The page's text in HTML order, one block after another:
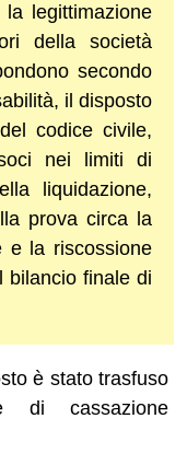
la legittimazione
della società
secondo
il disposto
codice civile,
nei limiti di
liquidazione,
prova circa la
e la riscossione
bilancio finale di
è stato trasfuso
di cassazione